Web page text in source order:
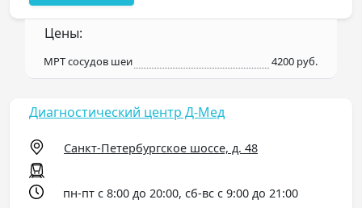
Цены:
МРТ сосудов шеи 4200 руб.
Диагностический центр Д-Мед
Санкт-Петербургское шоссе, д. 48
пн-пт с 8:00 до 20:00, сб-вс с 9:00 до 21:00